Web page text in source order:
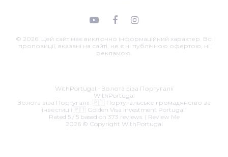
© 2026. Цей сайт має виключно інформаційний характер. Всі
пропозиції, вказані на сайті, не є ні публічною офертою, ні
рекламою.
WithPortugal - Золота віза Португалії
WithPortugal
Золота віза Португалії. 🇵🇹 Португальське громадянство за
інвестиції.🇵🇹 Golden Visa Investment Portugal.
Rated 5/ 5 based on 373 reviews. | Review Me
2026 © Copyright WithPortugal